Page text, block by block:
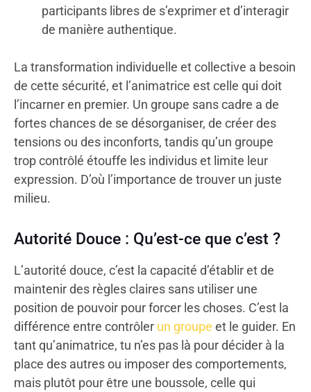
participants libres de s’exprimer et d’interagir
de manière authentique.
La transformation individuelle et collective a besoin
de cette sécurité, et l’animatrice est celle qui doit
l’incarner en premier. Un groupe sans cadre a de
fortes chances de se désorganiser, de créer des
tensions ou des inconforts, tandis qu’un groupe
trop contrôlé étouffe les individus et limite leur
expression. D’où l’importance de trouver un juste
milieu.
Autorité Douce : Qu’est-ce que c’est ?
L’autorité douce, c’est la capacité d’établir et de
maintenir des règles claires sans utiliser une
position de pouvoir pour forcer les choses. C’est la
différence entre contrôler un groupe et le guider. En
tant qu’animatrice, tu n’es pas là pour décider à la
place des autres ou imposer des comportements,
mais plutôt pour être une boussole, celle qui